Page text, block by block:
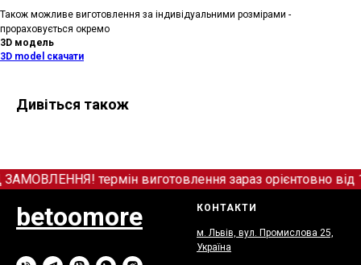
Також можливе виготовлення за індивідуальними розмірами -
прораховується окремо
3D модель
3D model скачати
Дивіться також
термін виготовлення зараз орієнтовно від
betoomore КОНТАКТИ
м. Львів, вул. Промислова 25,
Україна